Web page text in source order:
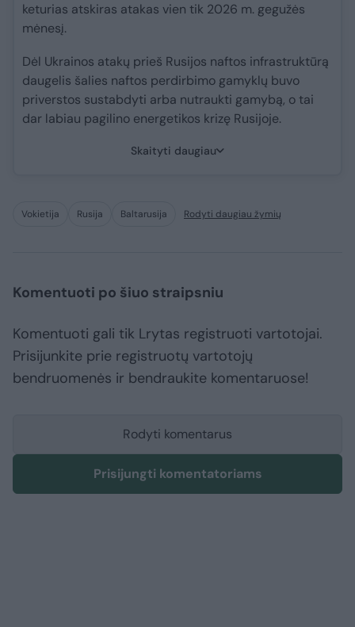
keturias atskiras atakas vien tik 2026 m. gegužės
mėnesį.
Dėl Ukrainos atakų prieš Rusijos naftos infrastruktūrą
daugelis šalies naftos perdirbimo gamyklų buvo
priverstos sustabdyti arba nutraukti gamybą, o tai
dar labiau pagilino energetikos krizę Rusijoje.
Skaityti daugiau
Vokietija Rusija Baltarusija Rodyti daugiau žymių
Komentuoti po šiuo straipsniu
Komentuoti gali tik Lrytas registruoti vartotojai.
Prisijunkite prie registruotų vartotojų
bendruomenės ir bendraukite komentaruose!
Rodyti komentarus
Prisijungti komentatoriams